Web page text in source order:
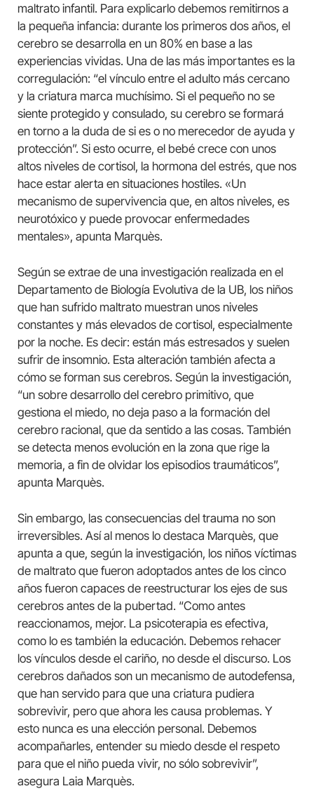
maltrato infantil. Para explicarlo debemos remitirnos a
la pequeña infancia: durante los primeros dos años, el
cerebro se desarrolla en un 80% en base a las
experiencias vividas. Una de las más importantes es la
corregulación: “el vínculo entre el adulto más cercano
y la criatura marca muchísimo. Si el pequeño no se
siente protegido y consulado, su cerebro se formará
en torno a la duda de si es o no merecedor de ayuda y
protección”. Si esto ocurre, el bebé crece con unos
altos niveles de cortisol, la hormona del estrés, que nos
hace estar alerta en situaciones hostiles. «Un
mecanismo de supervivencia que, en altos niveles, es
neurotóxico y puede provocar enfermedades
mentales», apunta Marquès.
Según se extrae de una investigación realizada en el
Departamento de Biología Evolutiva de la UB, los niños
que han sufrido maltrato muestran unos niveles
constantes y más elevados de cortisol, especialmente
por la noche. Es decir: están más estresados ​​y suelen
sufrir de insomnio. Esta alteración también afecta a
cómo se forman sus cerebros. Según la investigación,
“un sobre desarrollo del cerebro primitivo, que
gestiona el miedo, no deja paso a la formación del
cerebro racional, que da sentido a las cosas. También
se detecta menos evolución en la zona que rige la
memoria, a fin de olvidar los episodios traumáticos”,
apunta Marquès.
Sin embargo, las consecuencias del trauma no son
irreversibles. Así al menos lo destaca Marquès, que
apunta a que, según la investigación, los niños víctimas
de maltrato que fueron adoptados antes de los cinco
años fueron capaces de reestructurar los ejes de sus
cerebros antes de la pubertad. “Como antes
reaccionamos, mejor. La psicoterapia es efectiva,
como lo es también la educación. Debemos rehacer
los vínculos desde el cariño, no desde el discurso. Los
cerebros dañados son un mecanismo de autodefensa,
que han servido para que una criatura pudiera
sobrevivir, pero que ahora les causa problemas. Y
esto nunca es una elección personal. Debemos
acompañarles, entender su miedo desde el respeto
para que el niño pueda vivir, no sólo sobrevivir”,
asegura Laia Marquès.